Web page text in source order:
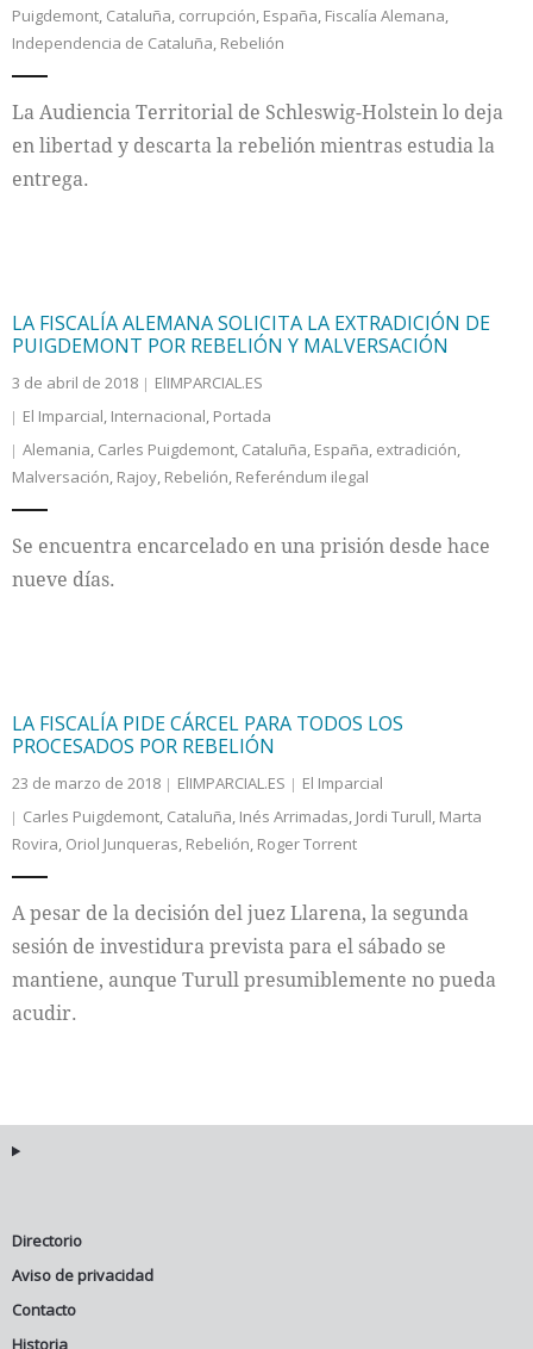
Puigdemont, Cataluña, corrupción, España, Fiscalía Alemana,
Independencia de Cataluña, Rebelión
La Audiencia Territorial de Schleswig-Holstein lo deja
en libertad y descarta la rebelión mientras estudia la
entrega.
LA FISCALÍA ALEMANA SOLICITA LA EXTRADICIÓN DE
PUIGDEMONT POR REBELIÓN Y MALVERSACIÓN
3 de abril de 2018
ElIMPARCIAL.ES
El Imparcial, Internacional, Portada
Alemania, Carles Puigdemont, Cataluña, España, extradición,
Malversación, Rajoy, Rebelión, Referéndum ilegal
Se encuentra encarcelado en una prisión desde hace
nueve días.
LA FISCALÍA PIDE CÁRCEL PARA TODOS LOS
PROCESADOS POR REBELIÓN
23 de marzo de 2018 ElIMPARCIAL.ES
El Imparcial
Carles Puigdemont, Cataluña, Inés Arrimadas, Jordi Turull, Marta
Rovira, Oriol Junqueras, Rebelión, Roger Torrent
A pesar de la decisión del juez Llarena, la segunda
sesión de investidura prevista para el sábado se
mantiene, aunque Turull presumiblemente no pueda
acudir.
Directorio
Aviso de privacidad
Contacto